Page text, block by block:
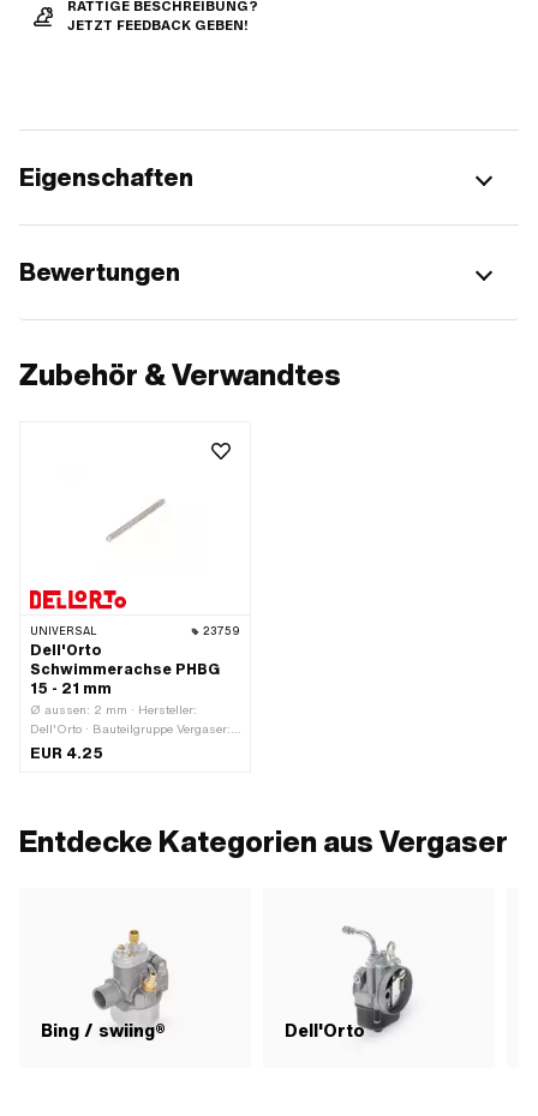
RATTIGE BESCHREIBUNG?
JETZT FEEDBACK GEBEN!
Eigenschaften
Bewertungen
Zubehör & Verwandtes
UNIVERSAL 23759
Dell'Orto
Schwimmerachse PHBG
15 - 21 mm
Ø aussen: 2 mm · Hersteller:
Dell'Orto · Bauteilgruppe Vergaser:
Stellschrauben, Schwimmer, etc. ·
EUR 4.25
Entdecke Kategorien aus Vergaser
Bing / swiing® Dell'Orto